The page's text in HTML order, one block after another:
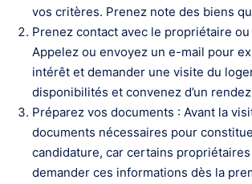
vos critères. Prenez note des biens
Prenez contact avec le propriétaire ou
Appelez ou envoyez un e-mail pour
intérêt et demander une visite du
disponibilités et convenez d’un
Préparez vos documents : Avant la
documents nécessaires pour
candidature, car certains
demander ces informations dès la